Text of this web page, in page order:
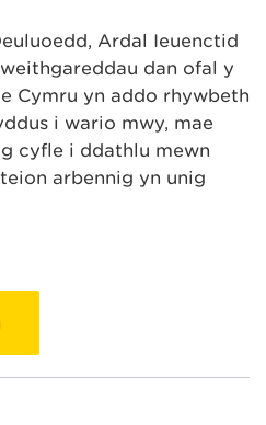
Ardal Ieuenctid
dan ofal y
Cymru yn addo rhywbeth
i wario mwy, mae
cyfle i ddathlu mewn
arbennig yn unig